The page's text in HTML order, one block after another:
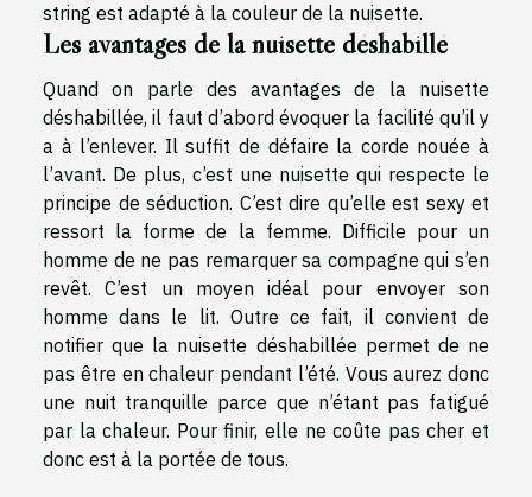
string est adapté à la couleur de la nuisette.
Les avantages de la nuisette déshabillé
Quand on parle des avantages de la nuisette
déshabillée, il faut d’abord évoquer la facilité qu’il y
a à l’enlever. Il suffit de défaire la corde nouée à
l’avant. De plus, c’est une nuisette qui respecte le
principe de séduction. C’est dire qu’elle est sexy et
ressort la forme de la femme. Difficile pour un
homme de ne pas remarquer sa compagne qui s’en
revêt. C’est un moyen idéal pour envoyer son
homme dans le lit. Outre ce fait, il convient de
notifier que la nuisette déshabillée permet de ne
pas être en chaleur pendant l’été. Vous aurez donc
une nuit tranquille parce que n’étant pas fatigué
par la chaleur. Pour finir, elle ne coûte pas cher et
donc est à la portée de tous.